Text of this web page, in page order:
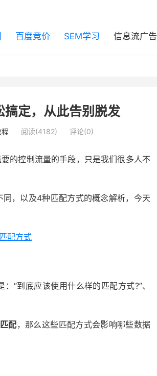
百度竞价 SEM学习 信息流广告
定，从此告别脱发
阅读(4182) 评论(0)
的控制流量的手段，只是我们很多人不
，以及4种匹配方式的概念解析，今天
配方式
“到底应该使用什么样的匹配方式?”、
配，那么这些匹配方式会影响哪些数据